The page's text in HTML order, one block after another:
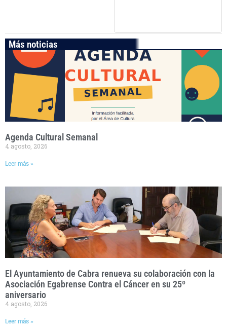
Más noticias
Agenda Cultural Semanal
4 agosto, 2026
Leer más »
El Ayuntamiento de Cabra renueva su colaboración con la
Asociación Egabrense Contra el Cáncer en su 25º
aniversario
4 agosto, 2026
Leer más »